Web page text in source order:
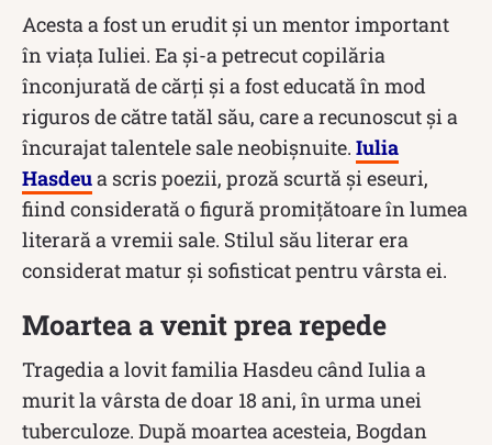
Acesta a fost un erudit și un mentor important
în viața Iuliei. Ea și-a petrecut copilăria
înconjurată de cărți și a fost educată în mod
riguros de către tatăl său, care a recunoscut și a
încurajat talentele sale neobișnuite. Iulia
Hasdeua scris poezii, proză scurtă și eseuri,
fiind considerată o figură promițătoare în lumea
literară a vremii sale. Stilul său literar era
considerat matur și sofisticat pentru vârsta ei.
Moartea a venit prea repede
Tragedia a lovit familia Hasdeu când Iulia a
murit la vârsta de doar 18 ani, în urma unei
tuberculoze. După moartea acesteia, Bogdan